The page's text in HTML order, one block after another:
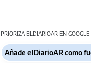
PRIORIZA ELDIARIOAR EN GOOGLE
Añade elDiarioAR como